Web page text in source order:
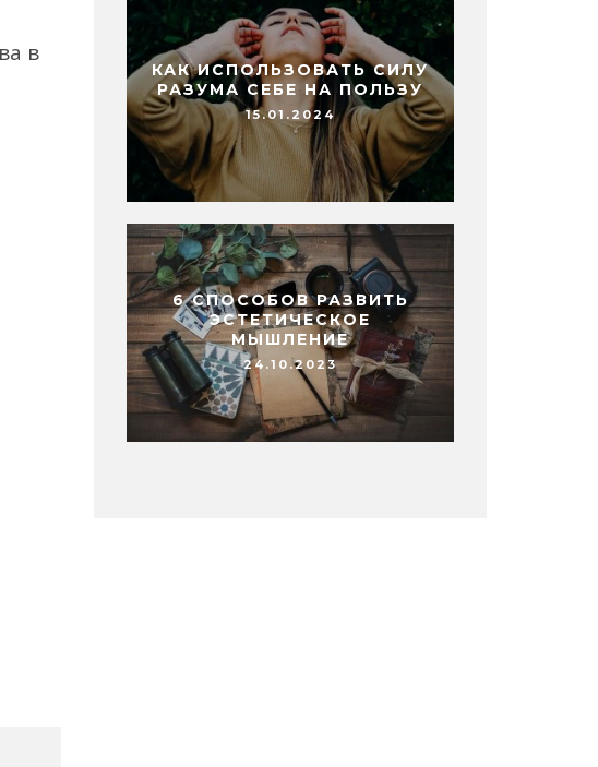
в
КАК ИСПОЛЬЗОВАТЬ СИЛУ
РАЗУМА СЕБЕ НА ПОЛЬЗУ
15.01.2024
6 СПОСОБОВ РАЗВИТЬ
ЭСТЕТИЧЕСКОЕ
МЫШЛЕНИЕ
24.10.2023